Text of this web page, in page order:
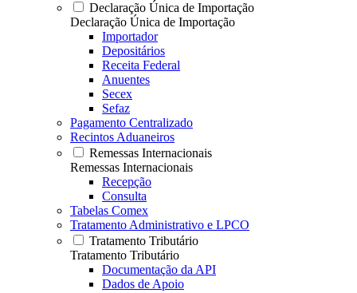
Declaração Única de Importação
Declaração Única de Importação
Importador
Depositários
Receita Federal
Anuentes
Secex
Sefaz
Pagamento Centralizado
Recintos Aduaneiros
Remessas Internacionais
Remessas Internacionais
Recepção
Consulta
Tabelas Comex
Tratamento Administrativo e LPCO
Tratamento Tributário
Tratamento Tributário
Documentação da API
Dados de Apoio